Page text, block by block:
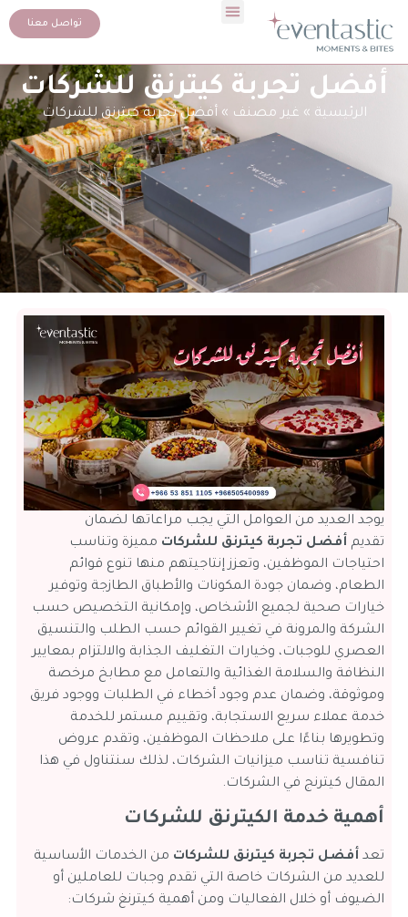
تواصل معنا
أفضل تجربة كيترنق للشركات
الرئيسية » غير مصنف » أفضل تجربة كيترنق للشركات
يوجد العديد من العوامل التي يجب مراعاتها لضمان
تقديم أفضل تجربة كيترنق للشركات مميزة وتناسب
احتياجات الموظفين، وتعزز إنتاجيتهم منها تنوع قوائم
الطعام، وضمان جودة المكونات والأطباق الطازجة وتوفير
خيارات صحية لجميع الأشخاص، وإمكانية التخصيص حسب
الشركة والمرونة في تغيير القوائم حسب الطلب والتنسيق
العصري للوجبات، وخيارات التغليف الجذابة والالتزام بمعايير
النظافة والسلامة الغذائية والتعامل مع مطابخ مرخصة
وموثوقة، وضمان عدم وجود أخطاء في الطلبات ووجود فريق
خدمة عملاء سريع الاستجابة، وتقييم مستمر للخدمة
وتطويرها بناءًا على ملاحظات الموظفين، وتقدم عروض
تنافسية تناسب ميزانيات الشركات، لذلك سنتناول في هذا
المقال كيترنج في الشركات.
أهمية خدمة الكيترنق للشركات
تعد أفضل تجربة كيترنق للشركات من الخدمات الأساسية
للعديد من الشركات خاصة التي تقدم وجبات للعاملين أو
الضيوف أو خلال الفعاليات ومن أهمية كيترنغ شركات: